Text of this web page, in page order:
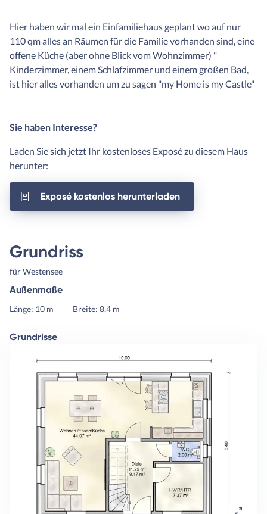
Hier haben wir mal ein Einfamiliehaus geplant wo auf nur
110 qm alles an Räumen für die Familie vorhanden sind, eine
offene Küche (aber ohne Blick vom Wohnzimmer) "
Kinderzimmer, einem Schlafzimmer und einem großen Bad,
ist hier alles vorhanden um zu sagen "my Home is my Castle"
Sie haben Interesse?
Laden Sie sich jetzt Ihr kostenloses Exposé zu diesem Haus
herunter:
Exposé kostenlos herunterladen
Grundriss
für Westensee
Außenmaße
Länge: 10 m Breite: 8,4 m
Grundrisse